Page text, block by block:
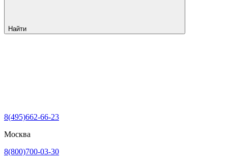
Найти
8(495)662-66-23
Москва
8(800)700-03-30